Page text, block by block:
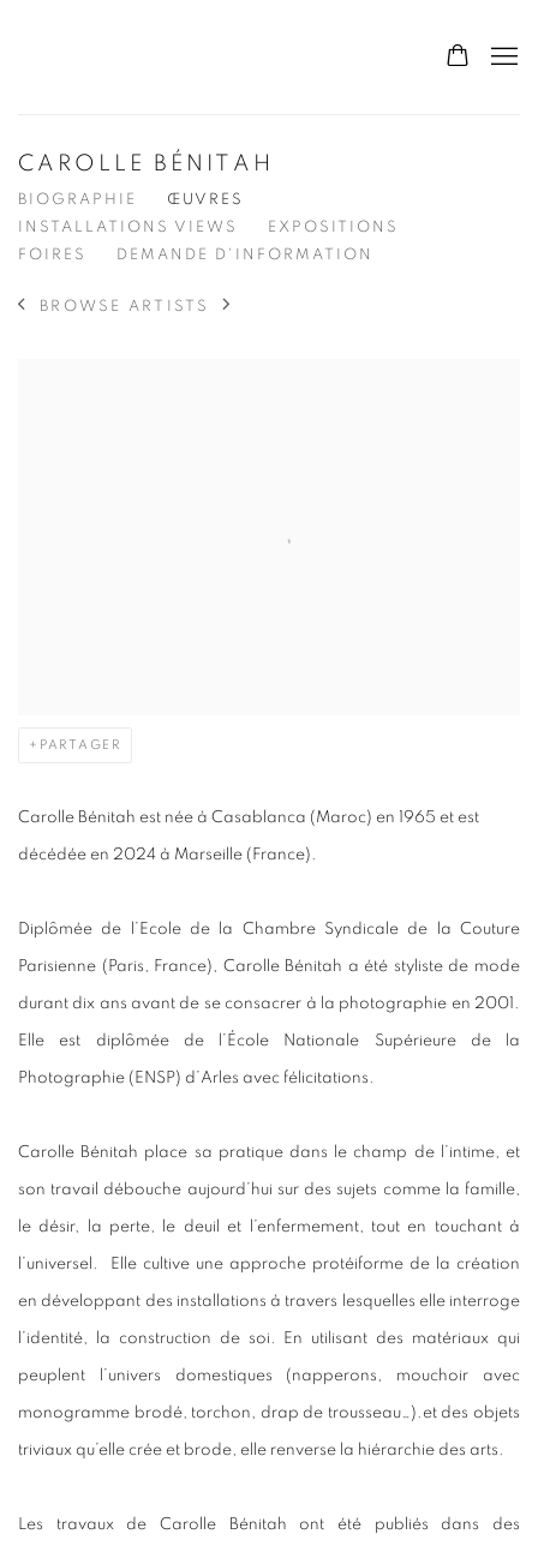
CAROLLE BÉNITAH
BIOGRAPHIE
ŒUVRES
INSTALLATIONS VIEWS
EXPOSITIONS
FOIRES
DEMANDE D'INFORMATION
BROWSE ARTISTS
PARTAGER
Carolle Bénitah est née à Casablanca (Maroc) en 1965 et est
décédée en 2024 à Marseille (France).
Diplômée de l’Ecole de la Chambre Syndicale de la Couture
Parisienne (Paris, France), Carolle Bénitah a été styliste de mode
durant dix ans avant de se consacrer à la photographie en 2001.
Elle est diplômée de l’École Nationale Supérieure de la
Photographie (ENSP) d’Arles avec félicitations.
Carolle Bénitah place sa pratique dans le champ de l’intime, et
son travail débouche aujourd’hui sur des sujets comme la famille,
le désir, la perte, le deuil et l’enfermement, tout en touchant à
l’universel. Elle cultive une approche protéiforme de la création
en développant des installations à travers lesquelles elle interroge
l’identité, la construction de soi. En utilisant des matériaux qui
peuplent l’univers domestiques (napperons, mouchoir avec
monogramme brodé, torchon, drap de trousseau…).et des objets
triviaux qu’elle crée et brode, elle renverse la hiérarchie des arts.
Les travaux de Carolle Bénitah ont été publiés dans des